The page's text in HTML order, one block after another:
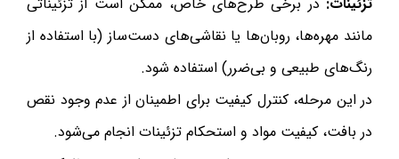
مانند مهره‌ها، روبان‌ها یا نقاشی‌های دست‌ساز (با استفاده از
رنگ‌های طبیعی و بی‌ضرر) استفاده شود.
در این مرحله، کنترل کیفیت برای اطمینان از عدم وجود نقص
در بافت، کیفیت مواد و استحکام تزئینات انجام می‌شود.